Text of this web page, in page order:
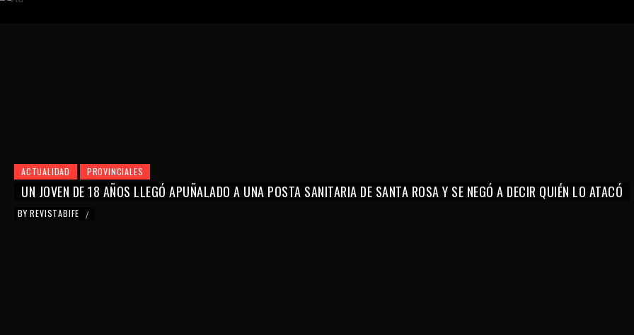
ACTUALIDAD PROVINCIALES
UN JOVEN DE 18 AÑOS LLEGÓ APUÑALADO A UNA POSTA SANITARIA DE SANTA ROSA Y SE NEGÓ A DECIR QUIÉN LO ATACÓ
BY REVISTABIFE /